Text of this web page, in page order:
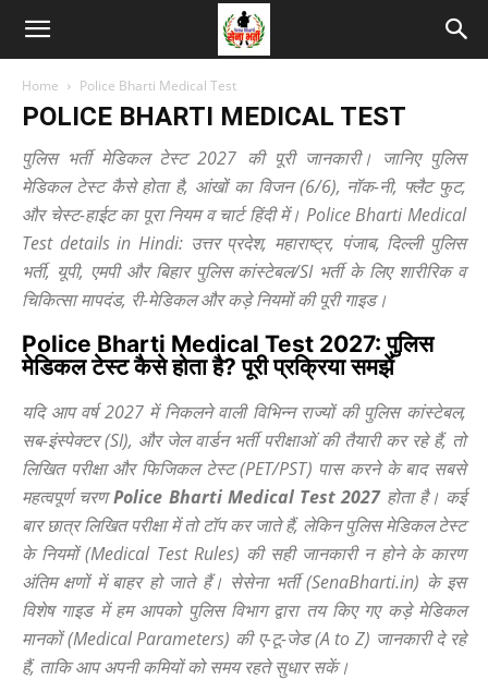
Home Police Bharti Medical Test
POLICE BHARTI MEDICAL TEST
पुलिस भर्ती मेडिकल टेस्ट 2027 की पूरी जानकारी। जानिए पुलिस
मेडिकल टेस्ट कैसे होता है, आंखों का विजन (6/6), नॉक-नी, फ्लैट फुट,
और चेस्ट-हाईट का पूरा नियम व चार्ट हिंदी में। Police Bharti Medical
Test details in Hindi: उत्तर प्रदेश, महाराष्ट्र, पंजाब, दिल्ली पुलिस
भर्ती, यूपी, एमपी और बिहार पुलिस कांस्टेबल/SI भर्ती के लिए शारीरिक व
चिकित्सा मापदंड, री-मेडिकल और कड़े नियमों की पूरी गाइड।
Police Bharti Medical Test 2027: पुलिस
मेडिकल टेस्ट कैसे होता है? पूरी प्रक्रिया समझें
यदि आप वर्ष 2027 में निकलने वाली विभिन्न राज्यों की पुलिस कांस्टेबल,
सब-इंस्पेक्टर (SI), और जेल वार्डन भर्ती परीक्षाओं की तैयारी कर रहे हैं, तो
लिखित परीक्षा और फिजिकल टेस्ट (PET/PST) पास करने के बाद सबसे
महत्वपूर्ण चरणPolice Bharti Medical Test 2027होता है। कई
बार छात्र लिखित परीक्षा में तो टॉप कर जाते हैं, लेकिन पुलिस मेडिकल टेस्ट
के नियमों (Medical Test Rules) की सही जानकारी न होने के कारण
अंतिम क्षणों में बाहर हो जाते हैं। सेसेना भर्ती (SenaBharti.in) के इस
विशेष गाइड में हम आपको पुलिस विभाग द्वारा तय किए गए कड़े मेडिकल
मानकों (Medical Parameters) की ए-टू-जेड (A to Z) जानकारी दे रहे
हैं, ताकि आप अपनी कमियों को समय रहते सुधार सकें।